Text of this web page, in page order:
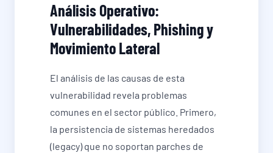
Análisis Operativo:
Vulnerabilidades, Phishing y
Movimiento Lateral
El análisis de las causas de esta
vulnerabilidad revela problemas
comunes en el sector público. Primero,
la persistencia de sistemas heredados
(legacy) que no soportan parches de